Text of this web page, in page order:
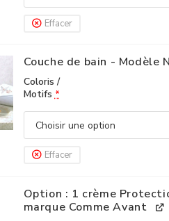
Effacer
Couche de bain - Modèle
Coloris /
Motifs*
Effacer
Option : 1 crème
marque Comme Avant